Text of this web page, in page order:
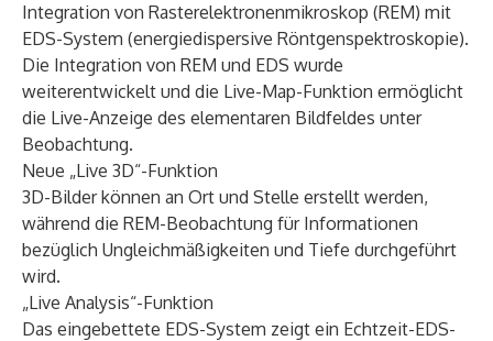
Integration von Rasterelektronenmikroskop (REM) mit
EDS-System (energiedispersive Röntgenspektroskopie).
Die Integration von REM und EDS wurde
weiterentwickelt und die Live-Map-Funktion ermöglicht
die Live-Anzeige des elementaren Bildfeldes unter
Beobachtung.
Neue „Live 3D“-Funktion
3D-Bilder können an Ort und Stelle erstellt werden,
während die REM-Beobachtung für Informationen
bezüglich Ungleichmäßigkeiten und Tiefe durchgeführt
wird.
„Live Analysis“-Funktion
Das eingebettete EDS-System zeigt ein Echtzeit-EDS-